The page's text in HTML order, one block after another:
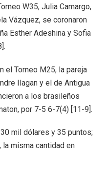
W35, Julia Camargo,
Vázquez, se coronaron
Esther Adeshina y Sofia
el Torneo M25, la pareja
Ilagan y el de Antigua
a los brasileños
por 7-5 6-7(4) [11-9].
mil dólares y 35 puntos;
misma cantidad en